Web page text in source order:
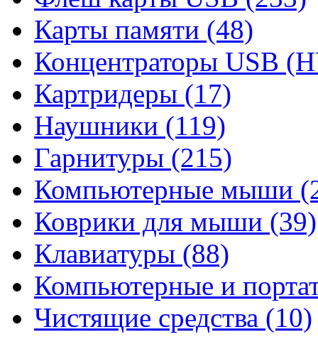
Карты памяти (48)
Концентраторы USB
Картридеры (17)
Наушники (119)
Гарнитуры (215)
Компьютерные мыши
Коврики для мыши (39)
Клавиатуры (88)
Компьютерные и
Чистящие средства (10)